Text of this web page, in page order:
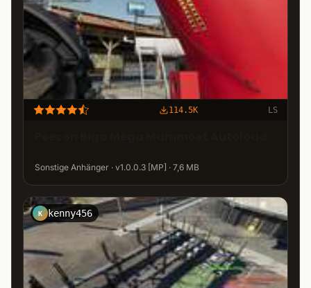
114.5K LS
Sonstige Anhänger · v1.0.0.3 [MP] · 7,6 MB
K kenny456